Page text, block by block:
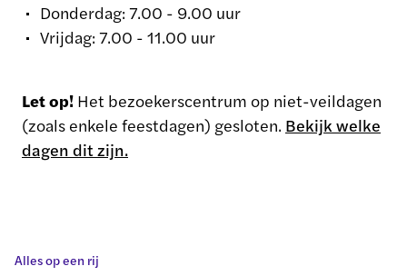
Donderdag: 7.00 - 9.00 uur
Vrijdag: 7.00 - 11.00 uur
Let op! Het bezoekerscentrum op niet-veildagen
(zoals enkele feestdagen) gesloten. Bekijk welke
dagen dit zijn.
Alles op een rij